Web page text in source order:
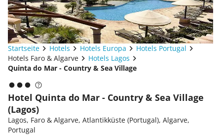
Startseite Hotels Hotels Europa
Hotels Portugal
Hotels Faro & Algarve
Hotels Lagos
Quinta do Mar - Country & Sea Village
Hotel Quinta do Mar - Country & Sea Village
(Lagos)
Lagos, Faro & Algarve, Atlantikküste (Portugal), Algarve,
Portugal